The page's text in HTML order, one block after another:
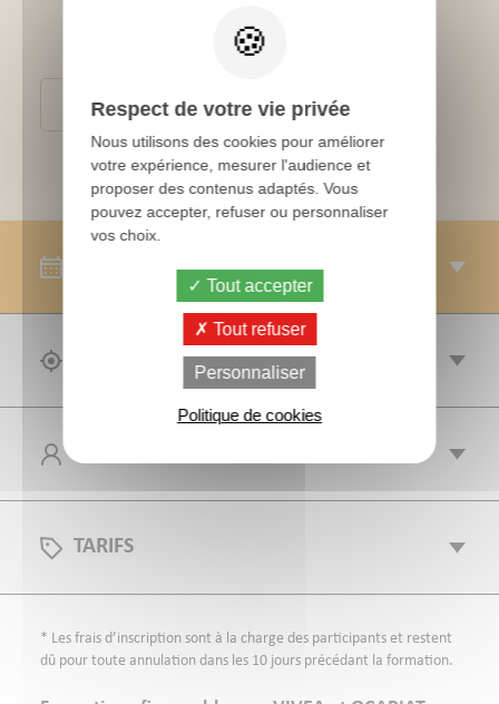
Conditions générales de ventes
TARIFS
* Les frais d’inscription sont à la charge des participants et restent
dû pour toute annulation dans les 10 jours précédant la formation.
Respect de votre vie privée
Nous utilisons des cookies pour améliorer
votre expérience, mesurer l'audience et
proposer des contenus adaptés. Vous
pouvez accepter, refuser ou personnaliser
vos choix.
Tout accepter
Tout refuser
Personnaliser
Politique de cookies